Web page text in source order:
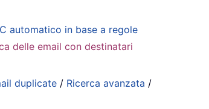
automatico in base a regole
delle email con destinatari
duplicate / Ricerca avanzata /